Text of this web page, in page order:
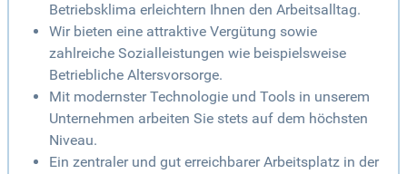
Betriebsklima erleichtern Ihnen den Arbeitsalltag.
Wir bieten eine attraktive Vergütung sowie
zahlreiche Sozialleistungen wie beispielsweise
Betriebliche Altersvorsorge.
Mit modernster Technologie und Tools in unserem
Unternehmen arbeiten Sie stets auf dem höchsten
Niveau.
Ein zentraler und gut erreichbarer Arbeitsplatz in der